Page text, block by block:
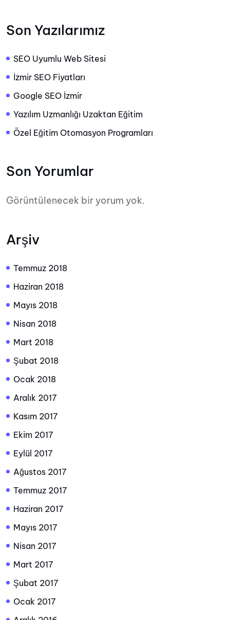
Son Yazılarımız
SEO Uyumlu Web Sitesi
İzmir SEO Fiyatları
Google SEO İzmir
Yazılım Uzmanlığı Uzaktan Eğitim
Özel Eğitim Otomasyon Programları
Son Yorumlar
Görüntülenecek bir yorum yok.
Arşiv
Temmuz 2018
Haziran 2018
Mayıs 2018
Nisan 2018
Mart 2018
Şubat 2018
Ocak 2018
Aralık 2017
Kasım 2017
Ekim 2017
Eylül 2017
Ağustos 2017
Temmuz 2017
Haziran 2017
Mayıs 2017
Nisan 2017
Mart 2017
Şubat 2017
Ocak 2017